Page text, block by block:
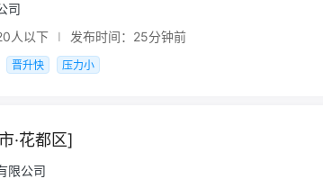
司
人以下 I 发布时间：25分钟前
晋升快 压力小
·花都区]
限公司